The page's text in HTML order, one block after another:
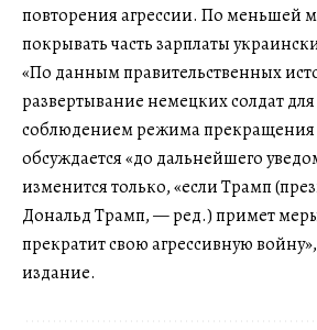
повторения агрессии. По меньшей
покрывать часть зарплаты
«По данным правительственных
развертывание немецких солдат
соблюдением режима прекращения
обсуждается «до дальнейшего
изменится только, «если Трамп
Дональд Трамп, — ред.) примет
прекратит свою агрессивную
издание.